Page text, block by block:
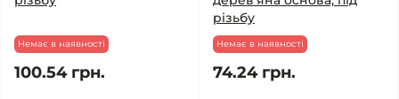
Немає в наявності
100.54 грн.
різьбу
Немає в наявності
74.24 грн.